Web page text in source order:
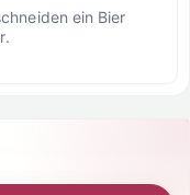
ein Bier